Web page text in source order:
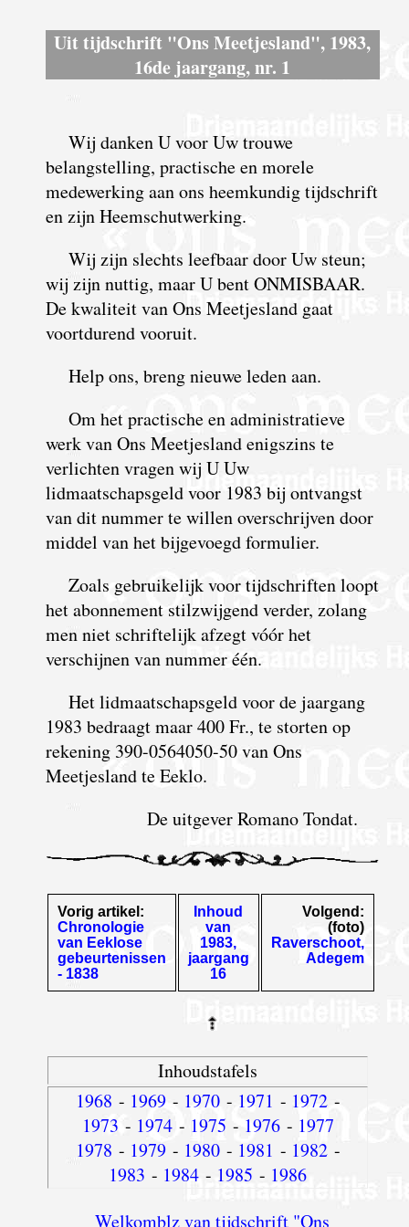
Uit tijdschrift "Ons Meetjesland", 1983,
16de jaargang, nr. 1
Wij danken U voor Uw trouwe
belangstelling, practische en morele
medewerking aan ons heemkundig tijdschrift
en zijn Heemschutwerking.
Wij zijn slechts leefbaar door Uw steun;
wij zijn nuttig, maar U bent ONMISBAAR.
De kwaliteit van Ons Meetjesland gaat
voortdurend vooruit.
Help ons, breng nieuwe leden aan.
Om het practische en administratieve
werk van Ons Meetjesland enigszins te
verlichten vragen wij U Uw
lidmaatschapsgeld voor 1983 bij ontvangst
van dit nummer te willen overschrijven door
middel van het bijgevoegd formulier.
Zoals gebruikelijk voor tijdschriften loopt
het abonnement stilzwijgend verder, zolang
men niet schriftelijk afzegt vóór het
verschijnen van nummer één.
Het lidmaatschapsgeld voor de jaargang
1983 bedraagt maar 400 Fr., te storten op
rekening 390-0564050-50 van Ons
Meetjesland te Eeklo.
De uitgever Romano Tondat.
Vorig artikel:
Chronologie
van Eeklose
gebeurtenissen
- 1838
Inhoud
van
1983,
jaargang
16
Volgend:
(foto)
Raverschoot,
Adegem
Inhoudstafels
1968 - 1969- 1970- 1971 - 1972-
1973 - 1974- 1975 - 1976- 1977
1978 - 1979- 1980- 1981 - 1982-
1983 - 1984 - 1985 - 1986
Welkomblz van tijdschrift "Ons